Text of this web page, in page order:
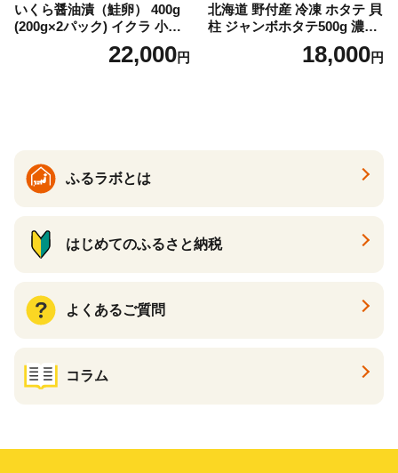
いくら醤油漬（鮭卵） 400g
(200g×2パック) イクラ 小分
け いくら醤油漬 鮭いくら い
くら醤油漬け 鮭 鮭卵 ikura
22,000円
北海道 野付産 冷凍 ホタテ 貝
柱 ジャンボホタテ500g 濃厚
な旨味と甘み （ほたて ホタ
テ 帆立 貝柱 ホタテ貝柱 大玉
18,000円
ふるラボとは
はじめてのふるさと納税
よくあるご質問
コラム